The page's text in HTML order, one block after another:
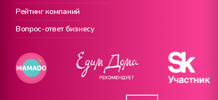
Рейтинг компаний
Вопрос-ответ бизнесу